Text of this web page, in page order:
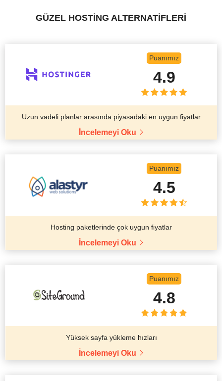
GÜZEL HOSTING ALTERNATİFLERİ
Puanımız
4.9
Uzun vadeli planlar arasında piyasadaki en uygun fiyatlar
İncelemeyi Oku
Puanımız
4.5
Hosting paketlerinde çok uygun fiyatlar
İncelemeyi Oku
Puanımız
4.8
Yüksek sayfa yükleme hızları
İncelemeyi Oku